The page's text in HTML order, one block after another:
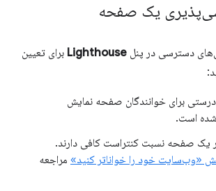
یک صفحه
دسترسی در پنل Lighthouse برای تعیین
برای خوانندگان صفحه نمایش
است.
یک صفحه نسبت کنتراست کافی دارند.
«وب‌سایت خود را خواناتر کنید» مراجعه